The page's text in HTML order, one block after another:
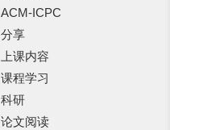
ACM-ICPC
分享
上课内容
课程学习
科研
论文阅读